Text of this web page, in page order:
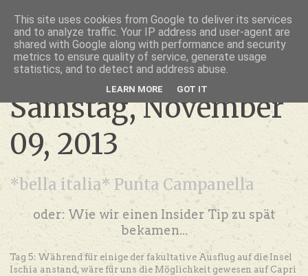
thru lensed eyes
- das Schöne im Fokus -
Samstag, November
09, 2013
*bella italia* Punta Campanella
oder: Wie wir einen Insider Tip zu spät
bekamen...
Tag 5: Während für einige der fakultative Ausflug auf die Insel
Ischia anstand, wäre für uns die Möglichkeit gewesen auf Capri
This site uses cookies from Google to deliver its services
and to analyze traffic. Your IP address and user-agent are
shared with Google along with performance and security
metrics to ensure quality of service, generate usage
statistics, and to detect and address abuse.
LEARN MORE GOT IT